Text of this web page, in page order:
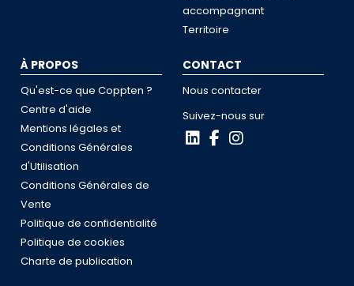
accompagnant
Territoire
À PROPOS
Qu'est-ce que Coppten ?
Centre d'aide
Mentions légales et
Conditions Générales
d'Utilisation
Conditions Générales de
Vente
Politique de confidentialité
Politique de cookies
Charte de publication
CONTACT
Nous contacter
Suivez-nous sur